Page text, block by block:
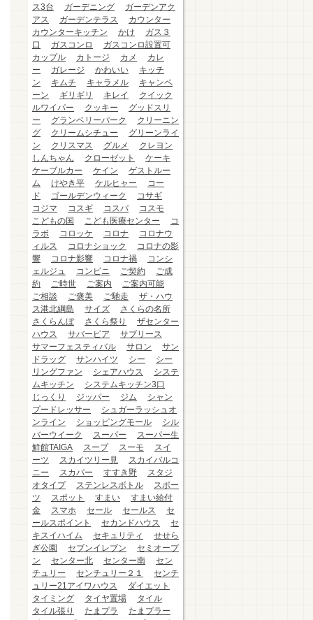
ス3台
ガーデニング
ガーデンアク
アス
ガーデンテラス
カウンター
カウンターキッチン
かけ
ガス３
口
ガスコンロ
ガスコンロ設置可
カップル
カトージ カメ
カレ
ー
ガレージ かわいい
キッチ
ン
キムチ キャラメル
キャンペ
ーン
ギリギリ キレイ
クイック
ルワイパー
クッキー
グッドスリ
ー
グランベリーパーク
クリーニン
グ
クリームシチュー
グリーンライ
ン
クリスマス グルメ
クレヨン
しんちゃん
クローゼット
ケーキ
ケーブルカー
ケイン
ゲストルー
ム
けやき平 ケルヒャー
コー
ド
ゴールデンウィーク
コサギ
コジマ
コスギ コスパ
コスモ
こどもの国
こども医療センター
コ
ラボ
コロッケ コロナ
コロナウ
ィルス
コロナショック
コロナの影
響
コロナ影響 コロナ禍
コンシ
ェルジュ
コンビニ ご契約
ご成
約
ご時世 ご案内
ご案内可能
ご相談
ご褒美 ご馳走
ザ・ハウ
ス港北綱島
サイズ
さくらの名所
さくらんぼ
さくら祭り
ザセンター
ハウス
サバービア
サブリース
サマーフェスティバル
サロン
サン
ドラッグ
サンハイツ シー
シー
リングファン
シェアハウス
システ
ムキッチン
システムキッチン3口
じっくり
ジッパー ジム
シャン
プードレッサー
シュガーラッシュオ
ンライン
ショッピングモール
シル
バーウイーク
スーパー
スーパー生
鮮館TAIGA
スープ スーモ
スイ
ーツ
スカイツリー見
スカイバルコ
ニー
スカパー すすき野
スタジ
オタイプ
ステンレスボトル
スポー
ツ
スポット すまい
すまい給付
金
スマホ セール セールス
セ
ールスポイント
セカンドハウス
セ
キスイハイム
セキュリティ
せせら
ぎ公園
セブンイレブン
セミオープ
ン
センター北 センター南
セン
チュリー
センチュリー２１
センチ
ュリー21アイワハウス
ダイエット
タイミング
タイヤ置場
タイル
タイル張り
たまプラ
たまプラー